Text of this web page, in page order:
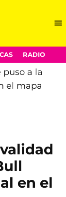
RADIO
en el